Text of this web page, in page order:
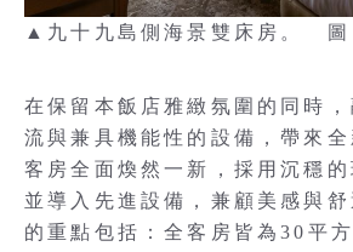
▲九十九島側海景雙床房。 圖
在保留本飯店雅緻氛圍的同時
流與兼具機能性的設備，帶來全
客房全面煥然一新，採用沉穩的
並導入先進設備，兼顧美感與
的重點包括：全客房皆為30平